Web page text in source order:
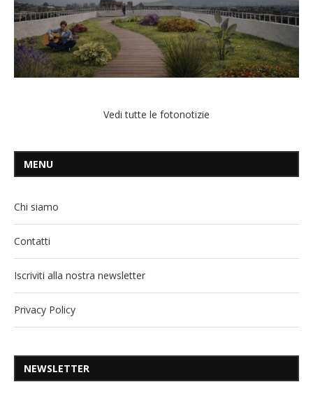
Vedi tutte le fotonotizie
MENU
Chi siamo
Contatti
Iscriviti alla nostra newsletter
Privacy Policy
NEWSLETTER